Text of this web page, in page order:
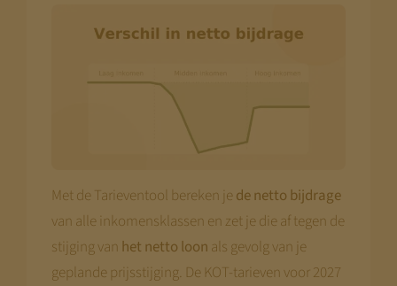
Met de Tarieventool bereken jede netto bijdrage
van alle inkomensklassen en zet je die af tegen de
stijging van het netto loon als gevolg van je
geplande prijsstijging. De KOT-tarieven voor 2027